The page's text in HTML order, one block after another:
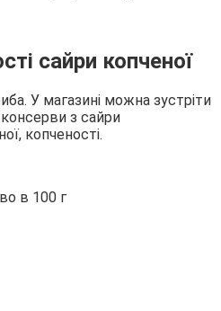
сайри копченої
У магазині можна зустріти
з сайри
копченості.
в 100 г